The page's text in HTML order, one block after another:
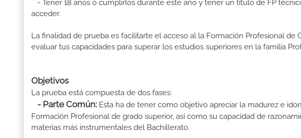
- Tener 18 años o cumplirlos durante este año y tener un título de FP
acceder.
La finalidad de prueba es facilitarte el acceso al la Formación Profesional de
evaluar tus capacidades para superar los estudios superiores en la familia
Objetivos
La prueba está compuesta de dos fases:
- Parte Común: Esta ha de tener como objetivo apreciar la madurez e
Formación Profesional de grado superior, así como su capacidad de
materias más instrumentales del Bachillerato.